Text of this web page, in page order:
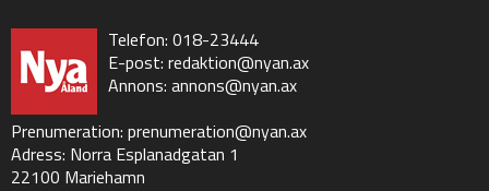
Telefon: 018-23444
E-post: redaktion@nyan.ax
Annons: annons@nyan.ax
Prenumeration: prenumeration@nyan.ax
Adress: Norra Esplanadgatan 1
22100 Mariehamn